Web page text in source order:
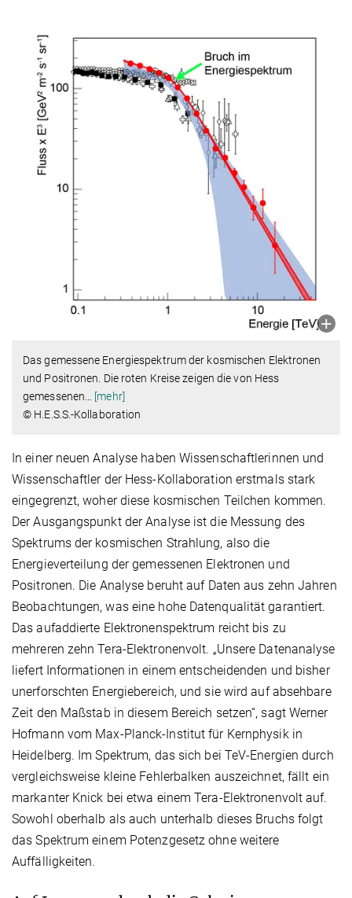
Das gemessene Energiespektrum der kosmischen Elektronen
und Positronen. Die roten Kreise zeigen die von Hess
gemessenen… [mehr]
© H.E.S.S.-Kollaboration
In einer neuen Analyse haben Wissenschaftlerinnen und
Wissenschaftler der Hess-Kollaboration erstmals stark
eingegrenzt, woher diese kosmischen Teilchen kommen.
Der Ausgangspunkt der Analyse ist die Messung des
Spektrums der kosmischen Strahlung, also die
Energieverteilung der gemessenen Elektronen und
Positronen. Die Analyse beruht auf Daten aus zehn Jahren
Beobachtungen, was eine hohe Datenqualität garantiert.
Das aufaddierte Elektronenspektrum reicht bis zu
mehreren zehn Tera-Elektronenvolt. „Unsere Datenanalyse
liefert Informationen in einem entscheidenden und bisher
unerforschten Energiebereich, und sie wird auf absehbare
Zeit den Maßstab in diesem Bereich setzen“, sagt Werner
Hofmann vom Max-Planck-Institut für Kernphysik in
Heidelberg. Im Spektrum, das sich bei TeV-Energien durch
vergleichsweise kleine Fehlerbalken auszeichnet, fällt ein
markanter Knick bei etwa einem Tera-Elektronenvolt auf.
Sowohl oberhalb als auch unterhalb dieses Bruchs folgt
das Spektrum einem Potenzgesetz ohne weitere
Auffälligkeiten.